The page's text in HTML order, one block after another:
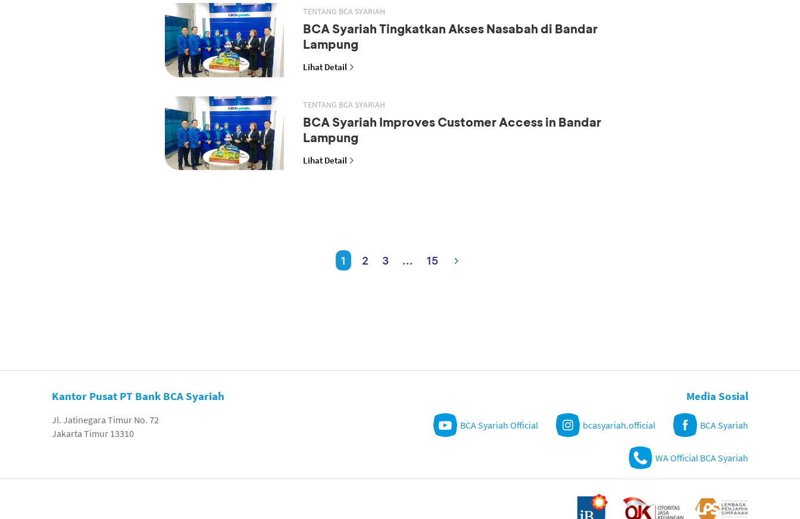
TENTANG BCA SYARIAH
BCA Syariah Tingkatkan Akses Nasabah di Bandar
Lampung
Lihat Detail
TENTANG BCA SYARIAH
BCA Syariah Improves Customer Access in Bandar
Lampung
Lihat Detail
1 2 3 ... 15
Kantor Pusat PT Bank BCA Syariah
Jl. Jatinegara Timur No. 72
Jakarta Timur 13310
Media Sosial
BCA Syariah Official bcasyariah.official BCA Syariah
WA Official BCA Syariah